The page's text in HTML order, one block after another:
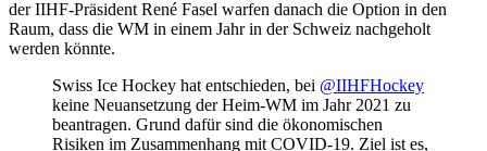
der IIHF-Präsident René Fasel warfen danach die Option in den
Raum, dass die WM in einem Jahr in der Schweiz nachgeholt
werden könnte.
Swiss Ice Hockey hat entschieden, bei @IIHFHockey
keine Neuansetzung der Heim-WM im Jahr 2021 zu
beantragen. Grund dafür sind die ökonomischen
Risiken im Zusammenhang mit COVID-19. Ziel ist es,